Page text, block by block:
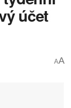
účet
AA